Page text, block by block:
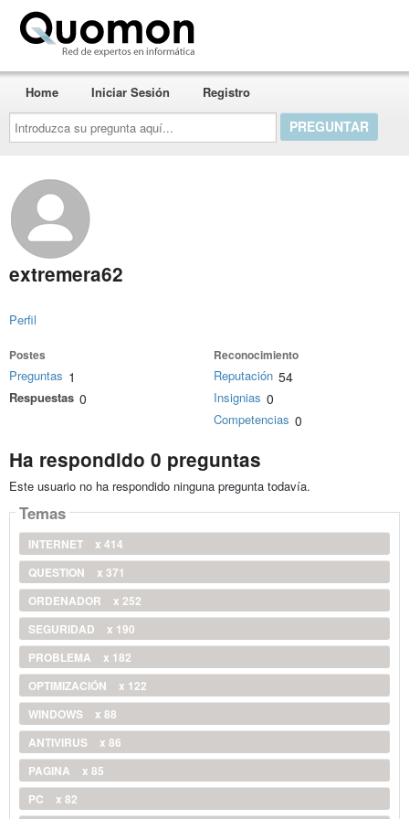
Introduzca
su
pregunta
aquí...
Home Iniciar Sesión Registro
extremera62
Perfil
Postes
Preguntas 1
Respuestas 0
Reconocimiento
Reputación 54
Insignias 0
Competencias 0
Ha respondido 0 preguntas
Este usuario no ha respondido ninguna pregunta todavía.
Temas
INTERNET
x 414
QUESTION
x 371
ORDENADOR
x 252
SEGURIDAD
x 190
PROBLEMA
x 182
OPTIMIZACIÓN
x 122
WINDOWS
x 88
ANTIVIRUS
x 86
PAGINA
x 85
PC
x 82